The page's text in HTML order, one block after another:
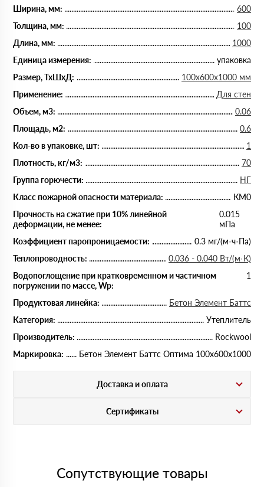
Ширина, мм:
600
Толщина, мм:
100
Длина, мм:
1000
Единица измерения:
упаковка
Размер, ТхШхД:
100х600х1000 мм
Применение:
Для стен
Объем, м3:
0.06
Площадь, м2:
0.6
Кол-во в упаковке, шт:
1
Плотность, кг/м3:
70
Группа горючести:
НГ
Класс пожарной опасности материала:
КМ0
Прочность на сжатие при 10% линейной
деформации, не менее:
0.015
мПа
Коэффициент паропроницаемости:
0.3 мг/(м·ч·Па)
Теплопроводность:
0.036 - 0.040 Вт/(м·К)
Водопоглощение при кратковременном и частичном
погружении по массе, Wp:
1
Продуктовая линейка:
Бетон Элемент Баттс
Категория:
Утеплитель
Производитель:
Rockwool
Маркировка:
Бетон Элемент Баттс Оптима 100х600х1000
Доставка и оплата
Сертификаты
Сопутствующие товары